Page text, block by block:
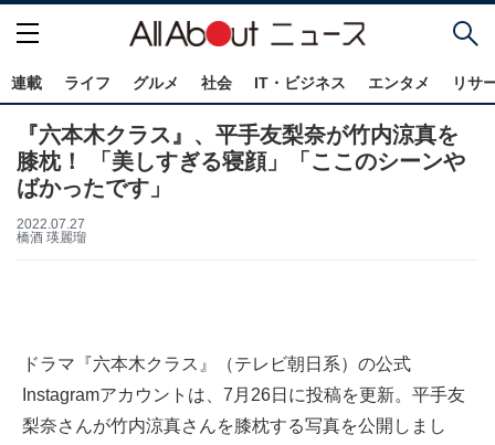
連載 ライフ グルメ 社会 IT・ビジネス エンタメ リサ
『六本木クラス』、平手友梨奈が竹内涼真を
膝枕！ 「美しすぎる寝顔」「ここのシーンや
ばかったです」
2022.07.27
橋酒 瑛麗瑠
ドラマ『六本木クラス』（テレビ朝日系）の公式
Instagramアカウントは、7月26日に投稿を更新。平手友
梨奈さんが竹内涼真さんを膝枕する写真を公開しまし